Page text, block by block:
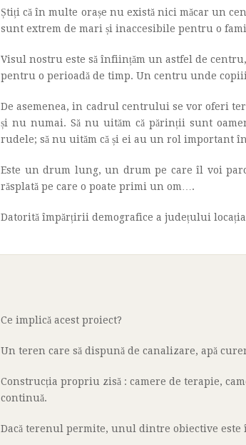
Știți că în multe orașe nu există nici măcar un
sunt extrem de mari și inaccesibile pentru o
Visul nostru este să înființăm un astfel de
pentru o perioadă de timp. Un centru unde
De asemenea, in cadrul centrului se vor oferi
și nu numai. Să nu uităm că părinții sunt
rudele; să nu uităm că și ei au un rol important
Este un drum lung, un drum pe care îl voi
răsplată pe care o poate primi un om….
Datorită împărțirii demografice a județului
Ce implică acest proiect?
Un teren care să dispună de canalizare, apă
Construcția propriu zisă : camere de terapie,
continuă.
Dacă terenul permite, unul dintre obiective